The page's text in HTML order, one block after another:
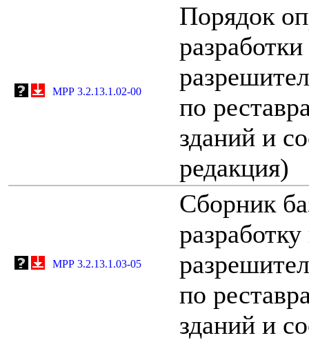
МРР 3.2.13.1.02-00
Порядок
по
зданий и
редакция)
МРР 3.2.13.1.03-05
Сборник
по
зданий и